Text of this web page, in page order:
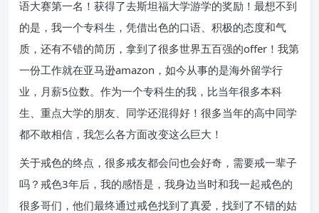
语大赛第一名！获得了去斯坦福大学游学的奖励！最想不到
的是，我一个专科生，凭借出色的口语、积极的态度和气
质，还有不错的简历，拿到了很多世界五百强的offer！我第
一份工作就在亚马逊amazon，如今从事的是海外留学行
业，月薪5位数。作为一个专科生的我，比当年很多本科
生、重点大学的朋友、同学还混得好！很多当年的高中同学
都不敢相信，我怎么各方面改变这么巨大！
关于戒色的终点，很多戒友都会问也会好奇，需要戒一辈子
吗？戒色3年后，我的感悟是，我身边当时和我一起戒色的
很多哥们，他们最终通过戒色找到了真爱，找到了不错的姑